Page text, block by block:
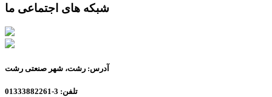
شبکه های اجتماعی ما
آدرس: رشت، شهر صنعتی رشت
تلفن: 3-01333882261